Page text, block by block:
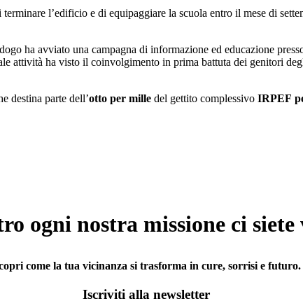
l’edificio e di equipaggiare la scuola entro il mese di
ha avviato una campagna di informazione ed educazione
attività ha visto il coinvolgimento in prima battuta dei genitori
destina parte dell’otto per mille del gettito complessivo IRPEF
ogni nostra missione ci siete
come la tua vicinanza si trasforma in cure, sorrisi e futuro.
Iscriviti alla newsletter